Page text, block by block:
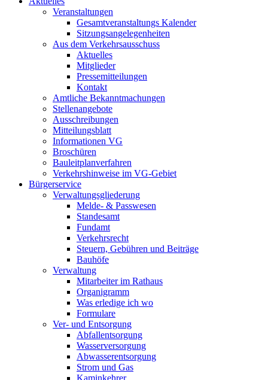
Veranstaltungen
Gesamtveranstaltungs Kalender
Sitzungsangelegenheiten
Aus dem Verkehrsausschuss
Aktuelles
Mitglieder
Pressemitteilungen
Kontakt
Amtliche Bekanntmachungen
Stellenangebote
Ausschreibungen
Mitteilungsblatt
Informationen VG
Broschüren
Bauleitplanverfahren
Verkehrshinweise im VG-Gebiet
Bürgerservice
Verwaltungsgliederung
Melde- & Passwesen
Standesamt
Fundamt
Verkehrsrecht
Steuern, Gebühren und Beiträge
Bauhöfe
Verwaltung
Mitarbeiter im Rathaus
Organigramm
Was erledige ich wo
Formulare
Ver- und Entsorgung
Abfallentsorgung
Wasserversorgung
Abwasserentsorgung
Strom und Gas
Kaminkehrer